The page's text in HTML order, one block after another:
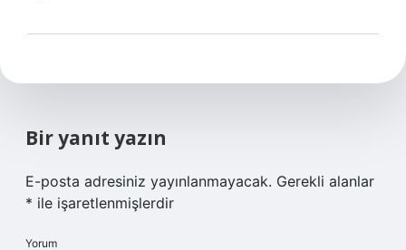
Bir yanıt yazın
E-posta adresiniz yayınlanmayacak. Gerekli alanlar
* ile işaretlenmişlerdir
Yorum